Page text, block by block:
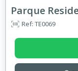
Parque
Ref: TE0069